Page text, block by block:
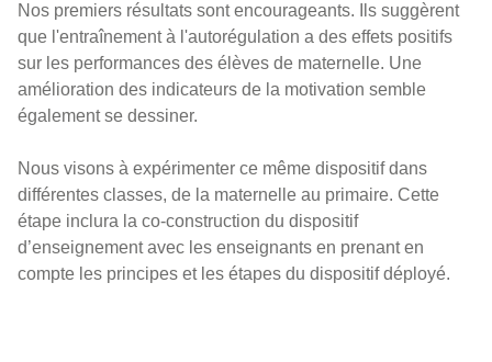
Nos premiers résultats sont encourageants. Ils suggèrent
que l'entraînement à l'autorégulation a des effets positifs
sur les performances des élèves de maternelle. Une
amélioration des indicateurs de la motivation semble
également se dessiner.
Nous visons à expérimenter ce même dispositif dans
différentes classes, de la maternelle au primaire. Cette
étape inclura la co-construction du dispositif
d’enseignement avec les enseignants en prenant en
compte les principes et les étapes du dispositif déployé.